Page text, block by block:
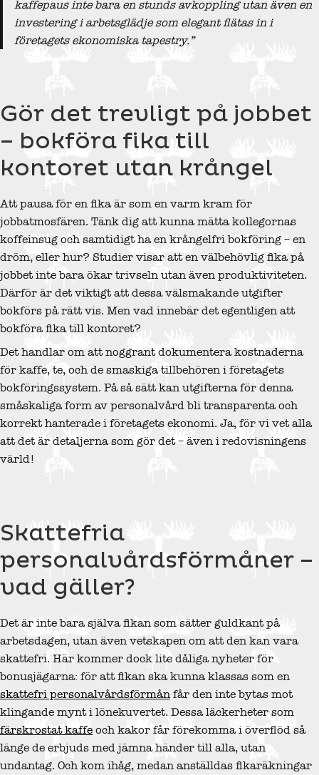
kaffepaus inte bara en stunds avkoppling utan även en
investering i arbetsglädje som elegant flätas in i
företagets ekonomiska tapestry.”
Gör det trevligt på jobbet
– bokföra fika till
kontoret utan krångel
Att pausa för en fika är som en varm kram för
jobbatmosfären. Tänk dig att kunna mätta kollegornas
koffeinsug och samtidigt ha en krångelfri bokföring – en
dröm, eller hur? Studier visar att en välbehövlig fika på
jobbet inte bara ökar trivseln utan även produktiviteten.
Därför är det viktigt att dessa välsmakande utgifter
bokförs på rätt vis. Men vad innebär det egentligen att
bokföra fika till kontoret?
Det handlar om att noggrant dokumentera kostnaderna
för kaffe, te, och de smaskiga tillbehören i företagets
bokföringssystem. På så sätt kan utgifterna för denna
småskaliga form av personalvård bli transparenta och
korrekt hanterade i företagets ekonomi. Ja, för vi vet alla
att det är detaljerna som gör det – även i redovisningens
värld!
Skattefria
personalvårdsförmåner –
vad gäller?
Det är inte bara själva fikan som sätter guldkant på
arbetsdagen, utan även vetskapen om att den kan vara
skattefri. Här kommer dock lite dåliga nyheter för
bonusjägarna: för att fikan ska kunna klassas som en
skattefri personalvårdsförmån får den inte bytas mot
klingande mynt i lönekuvertet. Dessa läckerheter som
färskrostat kaffe och kakor får förekomma i överflöd så
länge de erbjuds med jämna händer till alla, utan
undantag. Och kom ihåg, medan anställdas fikaräkningar